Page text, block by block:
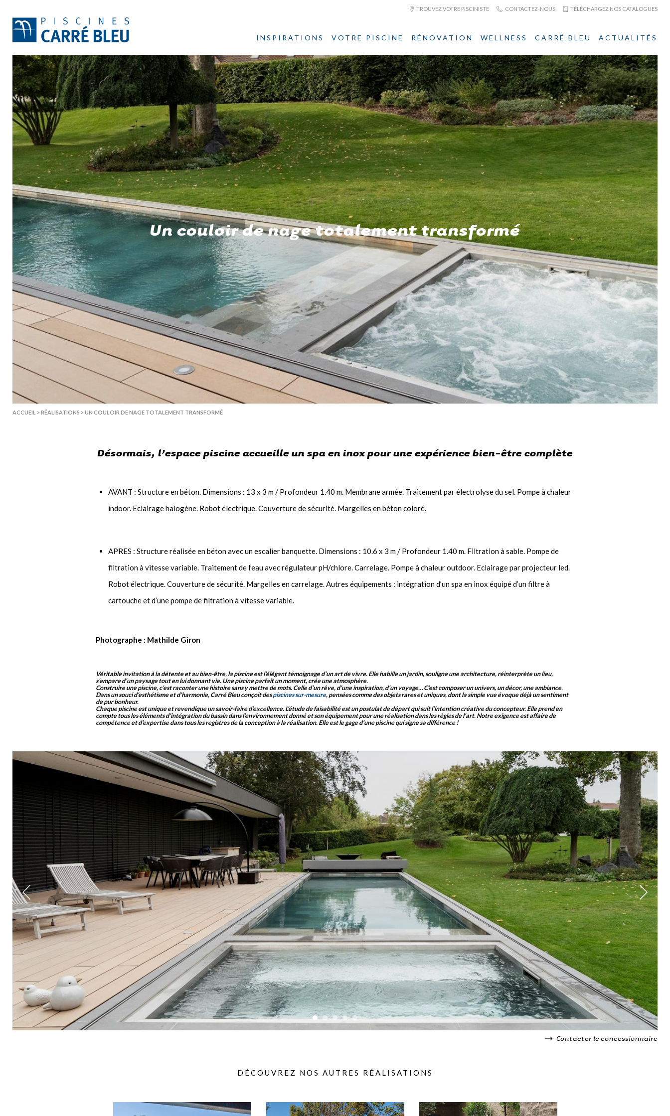
TROUVEZ VOTRE PISCINISTE CONTACTEZ-NOUS TÉLÉCHARGEZ NOS CATALOGUES
INSPIRATIONS VOTRE PISCINE RÉNOVATION WELLNESS CARRÉ BLEU ACTUALITÉS
Un couloir de nage totalement transformé
ACCUEIL >RÉALISATIONS >UN COULOIR DE NAGE TOTALEMENT TRANSFORMÉ
Désormais, l’espace piscine accueille un spa en inox pour une expérience bien-être complète
AVANT : Structure en béton. Dimensions : 13 x 3 m / Profondeur 1.40 m. Membrane armée. Traitement par électrolyse du sel. Pompe à chaleur
indoor. Eclairage halogène. Robot électrique. Couverture de sécurité. Margelles en béton coloré.
APRES : Structure réalisée en béton avec un escalier banquette. Dimensions : 10.6 x 3 m / Profondeur 1.40 m. Filtration à sable. Pompe de
filtration à vitesse variable. Traitement de l’eau avec régulateur pH/chlore. Carrelage. Pompe à chaleur outdoor. Eclairage par projecteur led.
Robot électrique. Couverture de sécurité. Margelles en carrelage. Autres équipements : intégration d’un spa en inox équipé d’un filtre à
cartouche et d’une pompe de filtration à vitesse variable.
Photographe : Mathilde Giron
Véritable invitation à la détente et au bien-être, la piscine est l’élégant témoignage d’un art de vivre. Elle habille un jardin, souligne une architecture, réinterprète un lieu,
s’empare d’un paysage tout en lui donnant vie. Une piscine parfait un moment, crée une atmosphère.
Construire une piscine, c’est raconter une histoire sans y mettre de mots. Celle d’un rêve, d’une inspiration, d’un voyage… C’est composer un univers, un décor, une ambiance.
Dans un souci d’esthétisme et d’harmonie, Carré Bleu conçoit despiscines sur-mesure, pensées comme des objets rares et uniques, dont la simple vue évoque déjà un sentiment
de pur bonheur.
Chaque piscine est unique et revendique un savoir-faire d’excellence. L’étude de faisabilité est un postulat de départ qui suit l’intention créative du concepteur. Elle prend en
compte tous les éléments d’intégration du bassin dans l’environnement donné et son équipement pour une réalisation dans les règles de l’art. Notre exigence est affaire de
compétence et d’expertise dans tous les registres de la conception à la réalisation. Elle est le gage d’une piscine qui signe sa différence !
Contacter le concessionnaire
DÉCOUVREZ NOS AUTRES RÉALISATIONS